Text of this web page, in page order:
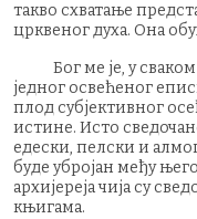
такво схватање
црквеног духа. Она
Бог ме је, у сваком
једног освећеног
плод субјективног
истине. Исто
едески, пелски и
буде убројан међу
архијереја чија су
књигама.